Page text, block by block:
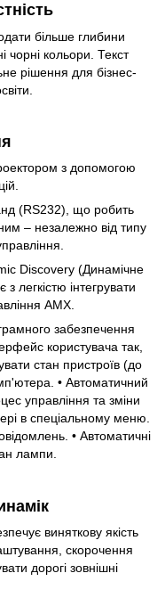
більше глибини
чорні кольори. Текст
рішення для бізнес-
з допомогою
(RS232), що робить
– незалежно від типу
Discovery (Динамічне
легкістю інтегрувати
AMX.
забезпечення
користувача так,
стан пристроїв (до
• Автоматичний
управління та зміни
в спеціальному меню.
• Автоматичні
лампи.
виняткову якість
скорочення
дорогі зовнішні